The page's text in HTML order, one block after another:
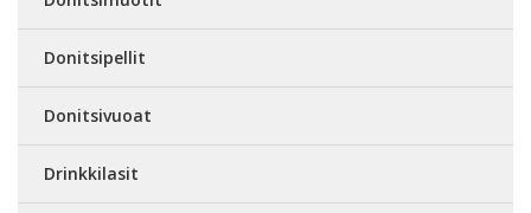
Donitsipellit
Donitsivuoat
Drinkkilasit